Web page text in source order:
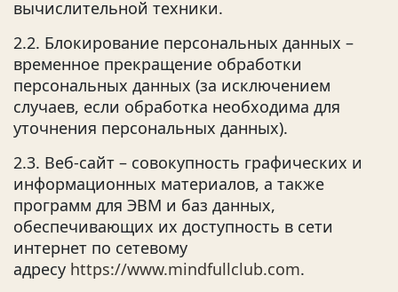
вычислительной техники.
2.2. Блокирование персональных данных –
временное прекращение обработки
персональных данных (за исключением
случаев, если обработка необходима для
уточнения персональных данных).
2.3. Веб-сайт – совокупность графических и
информационных материалов, а также
программ для ЭВМ и баз данных,
обеспечивающих их доступность в сети
интернет по сетевому
адресу https://www.mindfullclub.com.